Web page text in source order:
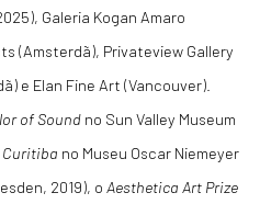
Galeria Kogan Amaro
(Amsterdã), Privateview Gallery
e Elan Fine Art (Vancouver).
of Sound no Sun Valley Museum
Curitiba no Museu Oscar Niemeyer
2019), o Aesthetica Art Prize